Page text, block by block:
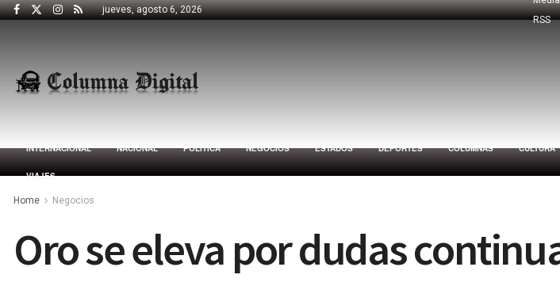
jueves, agosto 6, 2026
RSS
INTERNACIONAL NACIONAL POLÍTICA NEGOCIOS ESTADOS DEPORTES COLUMNAS CULTURA
VIAJES
Home Negocios
Oro se eleva por dudas